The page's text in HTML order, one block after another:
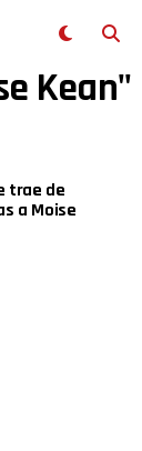
Kean"
trae de
a Moise